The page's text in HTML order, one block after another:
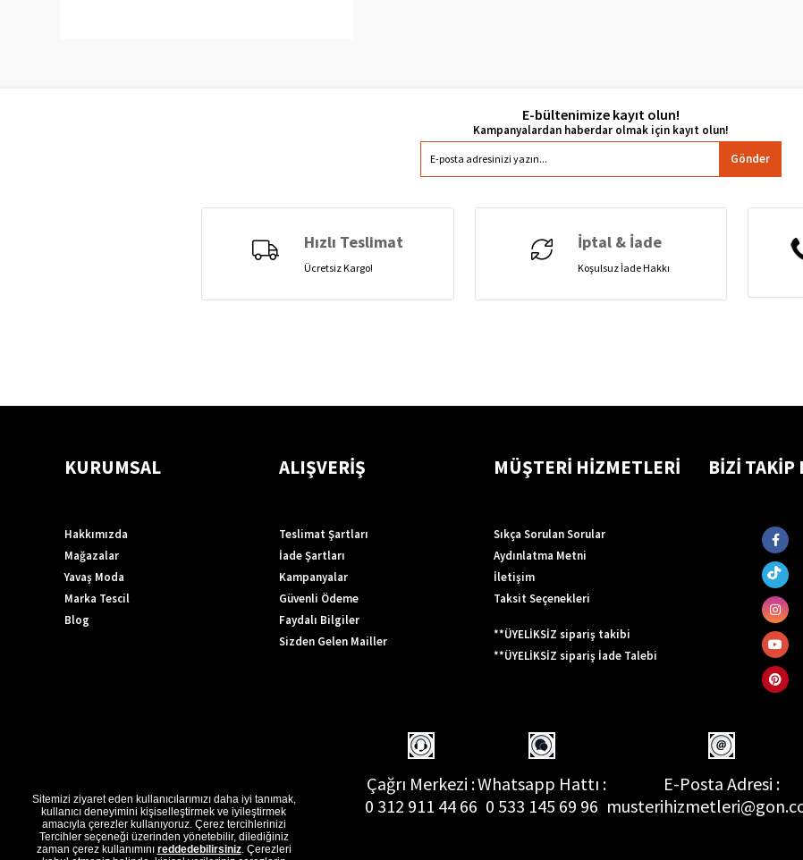
E-bültenimize kayıt olun!
Gönder
Hızlı Teslimat
Ücretsiz Kargo!
İptal & İade
Koşulsuz İade Hakkı
KURUMSAL
Hakkımızda
Mağazalar
Yavaş Moda
Marka Tescil
Blog
ALIŞVERİŞ
Teslimat Şartları
İade Şartları
Kampanyalar
Güvenli Ödeme
Faydalı Bilgiler
Sizden Gelen Mailler
MÜŞTERİ HİZMETLERİ
Sıkça Sorulan Sorular
Aydınlatma Metni
İletişim
Taksit Seçenekleri
**ÜYELİKSİZ sipariş takibi
**ÜYELİKSİZ sipariş İade Talebi
BİZİ TAKİP
Çağrı Merkezi :
0 312 911 44 66
Whatsapp Hattı :
0 533 145 69 96
E-Posta Adresi :
Sitemizi ziyaret eden kullanıcılarımızı daha iyi tanımak,
kullanıcı deneyimini kişiselleştirmek ve iyileştirmek
amacıyla çerezler kullanıyoruz. Çerez tercihlerinizi
Tercihler seçeneği üzerinden yönetebilir, dilediğiniz
zaman çerez kullanımını reddedebilirsiniz. Çerezleri